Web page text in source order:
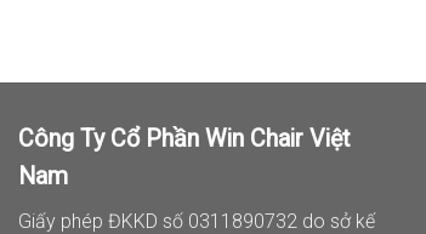
Công Ty Cổ Phần Win Chair Việt
Nam
Giấy phép ĐKKD số 0311890732 do sở kế